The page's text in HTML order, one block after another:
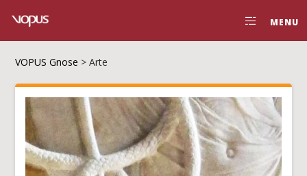
MENU
VOPUS Gnose >Arte